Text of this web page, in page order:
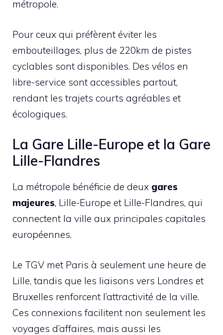
métropole.
Pour ceux qui préfèrent éviter les
embouteillages, plus de 220km de pistes
cyclables sont disponibles. Des vélos en
libre-service sont accessibles partout,
rendant les trajets courts agréables et
écologiques.
La Gare Lille-Europe et la Gare
Lille-Flandres
La métropole bénéficie de deux gares
majeures, Lille-Europe et Lille-Flandres, qui
connectent la ville aux principales capitales
européennes.
Le TGV met Paris à seulement une heure de
Lille, tandis que les liaisons vers Londres et
Bruxelles renforcent l’attractivité de la ville.
Ces connexions facilitent non seulement les
voyages d’affaires, mais aussi les